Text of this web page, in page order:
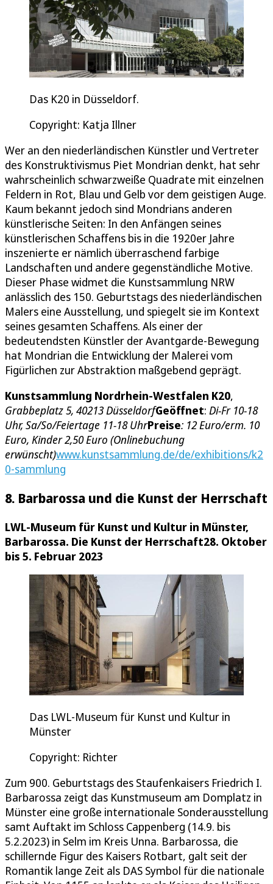
Das K20 in Düsseldorf.
Copyright: Katja Illner
Wer an den niederländischen Künstler und Vertreter
des Konstruktivismus Piet Mondrian denkt, hat sehr
wahrscheinlich schwarzweiße Quadrate mit einzelnen
Feldern in Rot, Blau und Gelb vor dem geistigen Auge.
Kaum bekannt jedoch sind Mondrians anderen
künstlerische Seiten: In den Anfängen seines
künstlerischen Schaffens bis in die 1920er Jahre
inszenierte er nämlich überraschend farbige
Landschaften und andere gegenständliche Motive.
Dieser Phase widmet die Kunstsammlung NRW
anlässlich des 150. Geburtstags des niederländischen
Malers eine Ausstellung, und spiegelt sie im Kontext
seines gesamten Schaffens. Als einer der
bedeutendsten Künstler der Avantgarde-Bewegung
hat Mondrian die Entwicklung der Malerei vom
Figürlichen zur Abstraktion maßgebend geprägt.
Kunstsammlung Nordrhein-Westfalen K20,
Grabbeplatz 5, 40213 DüsseldorfGeöffnet: Di-Fr 10-18
Uhr, Sa/So/Feiertage 11-18 UhrPreise: 12 Euro/erm. 10
Euro, Kinder 2,50 Euro (Onlinebuchung
erwünscht)www.kunstsammlung.de/de/exhibitions/k2
0-sammlung
8. Barbarossa und die Kunst der Herrschaft
LWL-Museum für Kunst und Kultur in Münster,
Barbarossa. Die Kunst der Herrschaft28. Oktober
bis 5. Februar 2023
Das LWL-Museum für Kunst und Kultur in
Münster
Copyright: Richter
Zum 900. Geburtstags des Staufenkaisers Friedrich I.
Barbarossa zeigt das Kunstmuseum am Domplatz in
Münster eine große internationale Sonderausstellung
samt Auftakt im Schloss Cappenberg (14.9. bis
5.2.2023) in Selm im Kreis Unna. Barbarossa, die
schillernde Figur des Kaisers Rotbart, galt seit der
Romantik lange Zeit als DAS Symbol für die nationale